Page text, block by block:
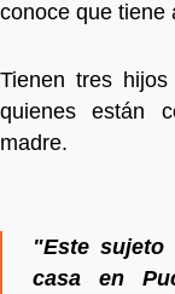
conoce que tiene
Tienen tres
quienes están
madre.
"Este
casa en